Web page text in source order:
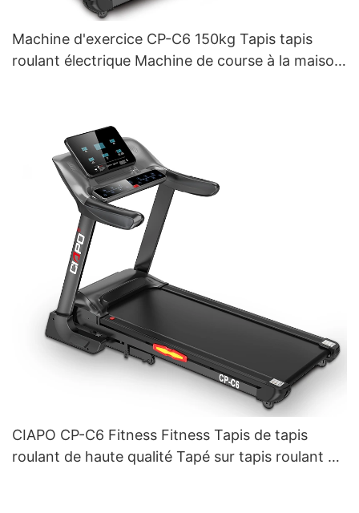
Machine d'exercice CP-C6 150kg Tapis tapis
roulant électrique Machine de course à la maison
CIAPO CP-C6 Fitness Fitness Tapis de tapis
roulant de haute qualité Tapé sur tapis roulant à